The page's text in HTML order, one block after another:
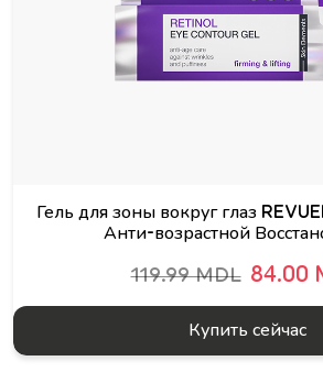
Гель для зоны вокруг глаз
Анти-возрастной
119.99 MDL 84.00
Купить сейчас